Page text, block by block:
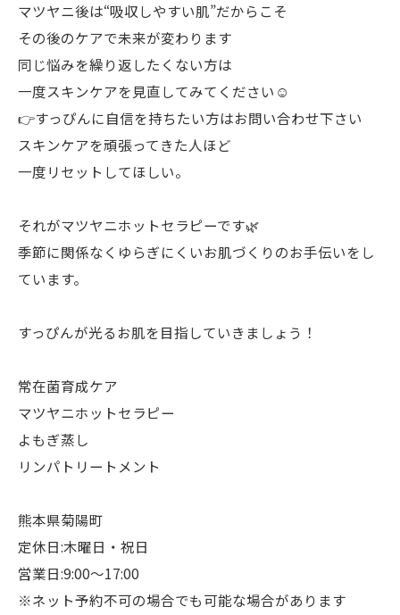
マツヤニ後は“吸収しやすい肌”だからこそ
その後のケアで未来が変わります
同じ悩みを繰り返したくない方は
一度スキンケアを見直してみてください☺️
👉すっぴんに自信を持ちたい方はお問い合わせ下さい
スキンケアを頑張ってきた人ほど
一度リセットしてほしい。
それがマツヤニホットセラピーです🌿
季節に関係なくゆらぎにくいお肌づくりのお手伝いをし
ています。
すっぴんが光るお肌を目指していきましょう！
常在菌育成ケア
マツヤニホットセラピー
よもぎ蒸し
リンパトリートメント
熊本県菊陽町
定休日:木曜日・祝日
営業日:9:00〜17:00
※ネット予約不可の場合でも可能な場合があります